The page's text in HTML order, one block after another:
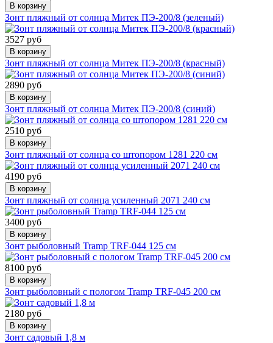
В корзину
Зонт пляжный от солнца Митек ПЭ-200/8 (зеленый)
3527 руб
В корзину
Зонт пляжный от солнца Митек ПЭ-200/8 (красный)
2890 руб
В корзину
Зонт пляжный от солнца Митек ПЭ-200/8 (синий)
2510 руб
В корзину
Зонт пляжный от солнца со штопором 1281 220 см
4190 руб
В корзину
Зонт пляжный от солнца усиленный 2071 240 см
3400 руб
В корзину
Зонт рыболовный Tramp TRF-044 125 см
8100 руб
В корзину
Зонт рыболовный с пологом Tramp TRF-045 200 см
2180 руб
В корзину
Зонт садовый 1,8 м